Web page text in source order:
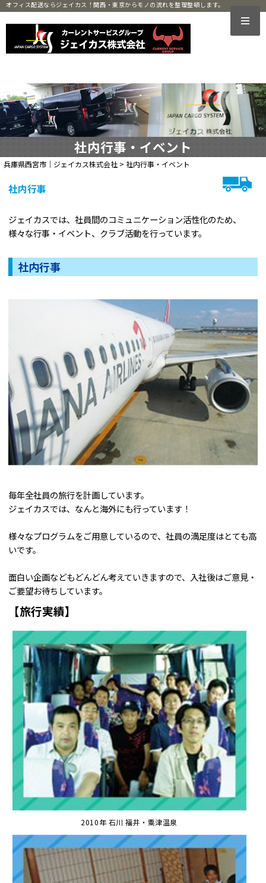
オフィス配送ならジェイカス！関西・東京からモノの流れを整理整頓します。
社内行事・イベント
兵庫県西宮市｜ジェイカス株式会社 > 社内行事・イベント
社内行事
ジェイカスでは、社員間のコミュニケーション活性化のため、
様々な行事・イベント、クラブ活動を行っています。
社内行事
毎年全社員の旅行を計画しています。
ジェイカスでは、なんと海外にも行っています！
様々なプログラムをご用意しているので、社員の満足度はとても高
いです。
面白い企画などもどんどん考えていきますので、入社後はご意見・
ご要望お待ちしています。
【旅行実績】
2010年 石川 福井・粟津温泉